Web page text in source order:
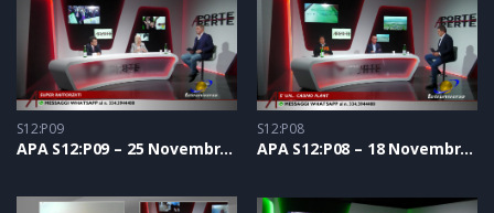
S12:P09
APA S12:P09 – 25 Novembre 2021
S12:P08
APA S12:P08 – 18 Novembre 2021